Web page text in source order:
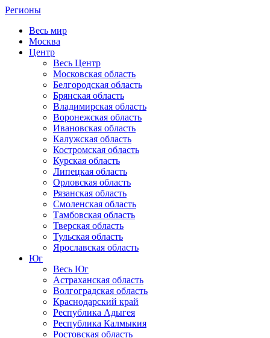
Регионы
Весь мир
Москва
Центр
Весь Центр
Московская область
Белгородская область
Брянская область
Владимирская область
Воронежская область
Ивановская область
Калужская область
Костромская область
Курская область
Липецкая область
Орловская область
Рязанская область
Смоленская область
Тамбовская область
Тверская область
Тульская область
Ярославская область
Юг
Весь Юг
Астраханская область
Волгоградская область
Краснодарский край
Республика Адыгея
Республика Калмыкия
Ростовская область